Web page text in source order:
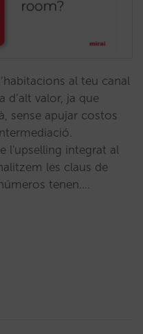
al teu canal
d’alt valor, ja que
sense apujar costos
l'upselling integrat al
les claus de
tenen.…